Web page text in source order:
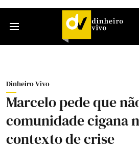
Dinheiro Vivo
Marcelo pede que
comunidade cigana
contexto de crise